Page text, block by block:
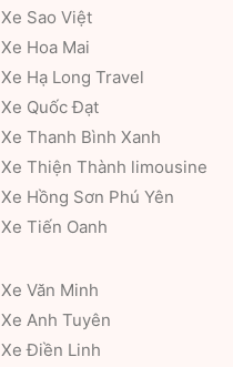
Xe Sao Việt
Xe Hoa Mai
Xe Hạ Long Travel
Xe Quốc Đạt
Xe Thanh Bình Xanh
Xe Thiện Thành limousine
Xe Hồng Sơn Phú Yên
Xe Tiến Oanh
Xe Văn Minh
Xe Anh Tuyên
Xe Điền Linh